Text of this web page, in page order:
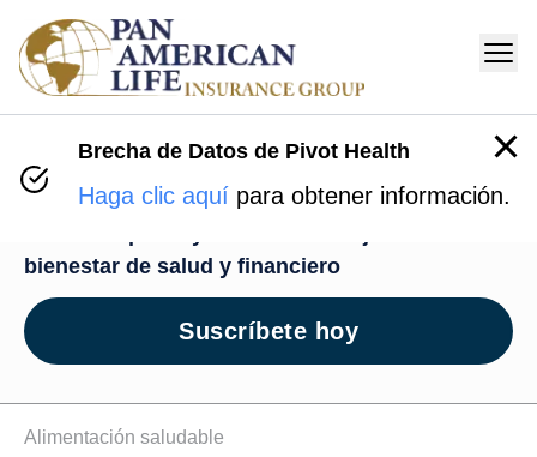
Centro de Bienestar
bienestar de salud y financiero
Suscríbete hoy
Alimentación saludable
Brecha de Datos de Pivot Health
Haga clic aquí para obtener información.